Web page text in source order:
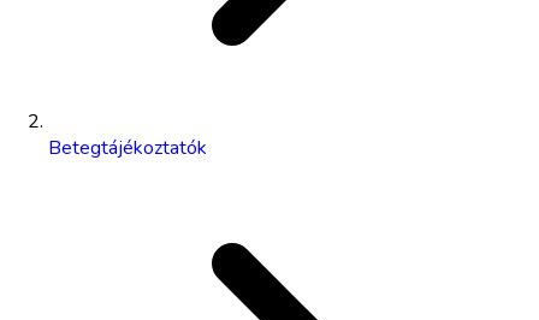
Betegtájékoztatók